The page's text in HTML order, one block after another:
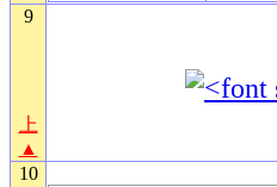
9
上
▲
10